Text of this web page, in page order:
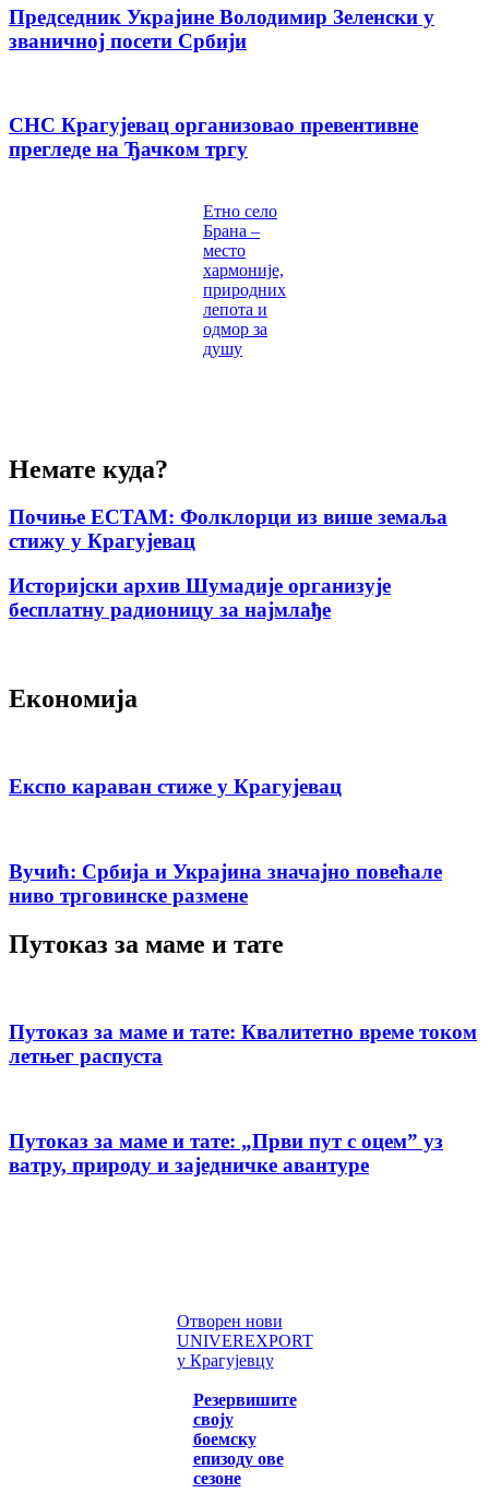
Председник Украјине Володимир Зеленски у
званичној посети Србији
СНС Крагујевац организовао превентивне
прегледе на Ђачком тргу
Етно село
Брана –
место
хармоније,
природних
лепота и
одмор за
душу
Немате куда?
Почиње ЕСТАМ: Фолклорци из више земаља
стижу у Крагујевац
Историјски архив Шумадије организује
бесплатну радионицу за најмлађе
Економија
Експо караван стиже у Крагујевац
Вучић: Србија и Украјина значајно повећале
ниво трговинске размене
Путоказ за маме и тате
Путоказ за маме и тате: Квалитетно време током
летњег распуста
Путоказ за маме и тате: „Први пут с оцемˮ уз
ватру, природу и заједничке авантуре
Отворен нови
UNIVEREXPORT
у Крагујевцу
Резервишите
своју
боемску
епизоду ове
сезоне